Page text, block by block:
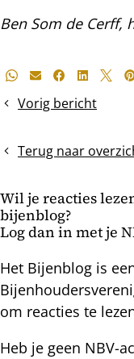
Ben Som de Cerff,
Deel
bericht
Whatsapp
E-mailFacebook
LinkedIn
X
Vorig bericht
De
Terug naar
Wil je reacties
bijenblog?
Log dan in met je
Het Bijenblog is
om reacties te
Heb je geen NBV-